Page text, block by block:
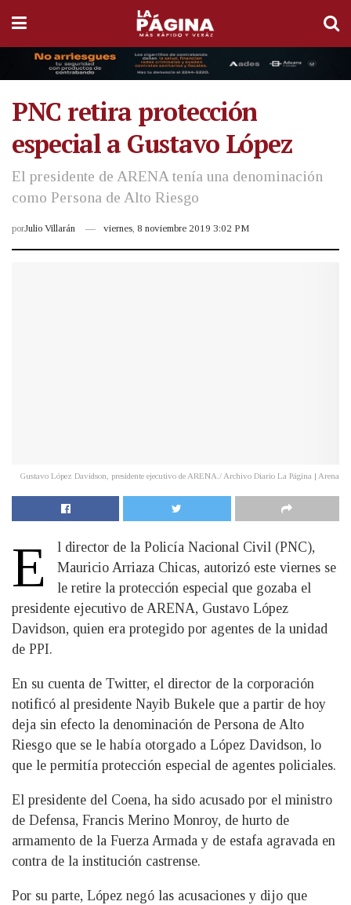
PNC retira protección
especial a Gustavo López
El presidente de ARENA tenía una denominación
como Persona de Alto Riesgo
porJulio Villarán viernes, 8 noviembre 2019 3:02 PM
Gustavo López Davidson, presidente ejecutivo de ARENA./ Archivo Diario La Página | Arena
E
l director de la Policía Nacional Civil (PNC),
Mauricio Arriaza Chicas, autorizó este viernes se
le retire la protección especial que gozaba el
presidente ejecutivo de ARENA, Gustavo López
Davidson, quien era protegido por agentes de la unidad
de PPI.
En su cuenta de Twitter, el director de la corporación
notificó al presidente Nayib Bukele que a partir de hoy
deja sin efecto la denominación de Persona de Alto
Riesgo que se le había otorgado a López Davidson, lo
que le permitía protección especial de agentes policiales.
El presidente del Coena, ha sido acusado por el ministro
de Defensa, Francis Merino Monroy, de hurto de
armamento de la Fuerza Armada y de estafa agravada en
contra de la institución castrense.
Por su parte, López negó las acusaciones y dijo que